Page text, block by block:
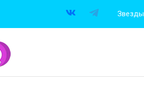
Звезды